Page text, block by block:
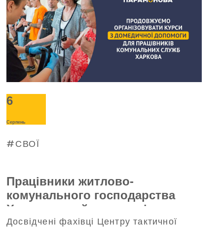
6
Серпень
СВОЇ
Працівники житлово-
комунального господарства
Харкова пройшли тренінг з
домедичної допомоги, що
Досвідчені фахівці Центру тактичної